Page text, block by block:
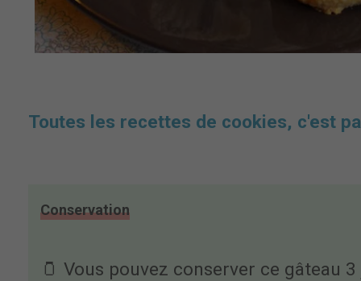
Toutes les recettes de cookies, c'est
Conservation
🫙 Vous pouvez conserver ce gâteau